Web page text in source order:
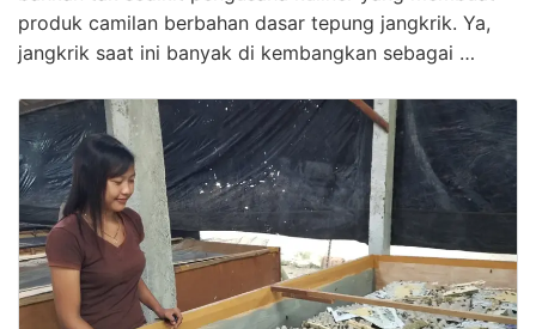
produk camilan berbahan dasar tepung jangkrik. Ya,
jangkrik saat ini banyak di kembangkan sebagai …